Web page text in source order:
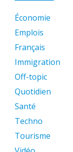
Économie
Emplois
Français
Immigration
Off-topic
Quotidien
Santé
Techno
Tourisme